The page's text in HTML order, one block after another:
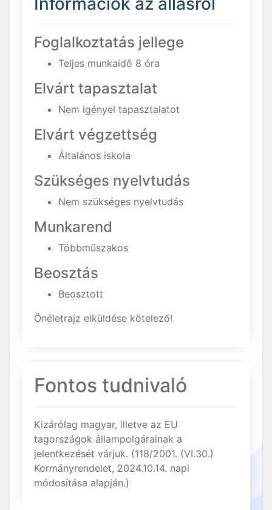
Foglalkoztatás jellege
Teljes munkaidő 8 óra
Elvárt tapasztalat
Nem igényel tapasztalatot
Elvárt végzettség
Általános iskola
Szükséges nyelvtudás
Nem szükséges nyelvtudás
Munkarend
Többműszakos
Beosztás
Beosztott
Önéletrajz elküldése kötelező!
Fontos tudnivaló
Kizárólag magyar, illetve az EU
tagországok állampolgárainak a
jelentkezését várjuk. (118/2001. (VI.30.)
Kormányrendelet, 2024.10.14. napi
módosítása alapján.)